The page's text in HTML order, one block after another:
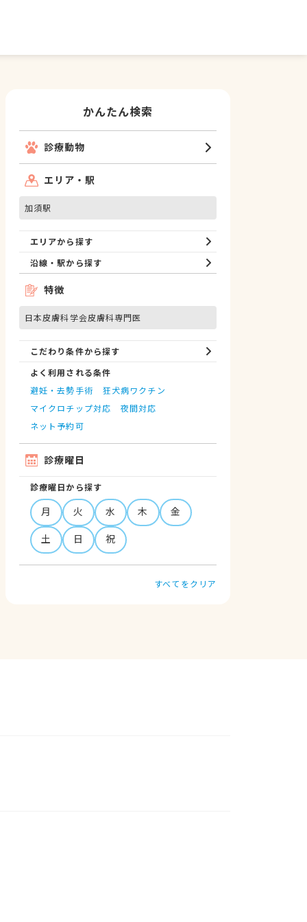
かんたん検索
診療動物
エリア・駅
加須駅
エリアから探す
沿線・駅から探す
特徴
日本皮膚科学会皮膚科専門医
こだわり条件から探す
よく利用される条件
避妊・去勢手術
狂犬病ワクチン
マイクロチップ対応
夜間対応
ネット予約可
診療曜日
診療曜日から探す
月 火 水 木
金
土
日 祝
すべてをクリア